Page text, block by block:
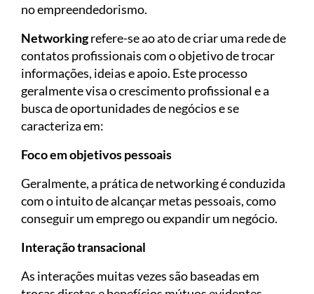
no empreendedorismo.
Networkingrefere-se ao ato de criar uma rede de
contatos profissionais com o objetivo de trocar
informações, ideias e apoio. Este processo
geralmente visa o crescimento profissional e a
busca de oportunidades de negócios e se
caracteriza em:
Foco em objetivos pessoais
Geralmente, a prática de networking é conduzida
com o intuito de alcançar metas pessoais, como
conseguir um emprego ou expandir um negócio.
Interação transacional
As interações muitas vezes são baseadas em